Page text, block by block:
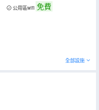
公用區wifi 免費
全部設施